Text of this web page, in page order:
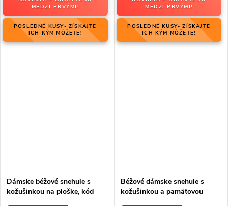
MEDZI PRVÝMI!
POSLEDNÉ KUSY- ZÍSKAJTE
ICH KÝM MÔŽETE!
Dámske béžové snehule s
kožušinkou na ploške, kód
MEDZI PRVÝMI!
POSLEDNÉ KUSY- ZÍSKAJTE
ICH KÝM MÔŽETE!
Béžové dámske snehule s
kožušinkou a pamäťovou